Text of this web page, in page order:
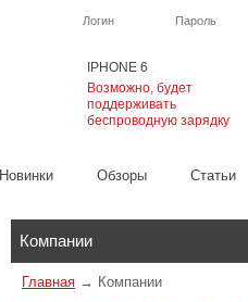
IPHONE 6
Возможно, будет
поддерживать
беспроводную зарядку
Логин Пароль
Новинки Обзоры Cтатьи
Компании
Главная → Компании